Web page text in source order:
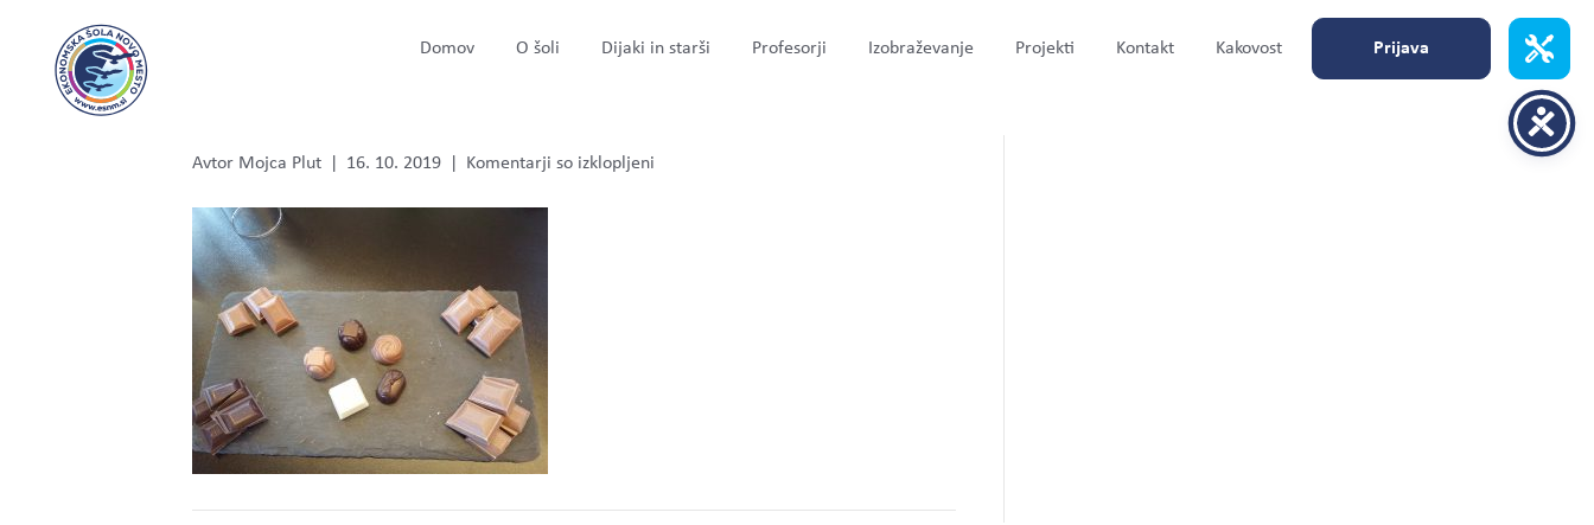
Domov O šoli Dijaki in starši Profesorji Izobraževanje Projekti Kontakt Kakovost Prijava
Avtor Mojca Plut 16. 10. 2019 Komentarji so izklopljeni